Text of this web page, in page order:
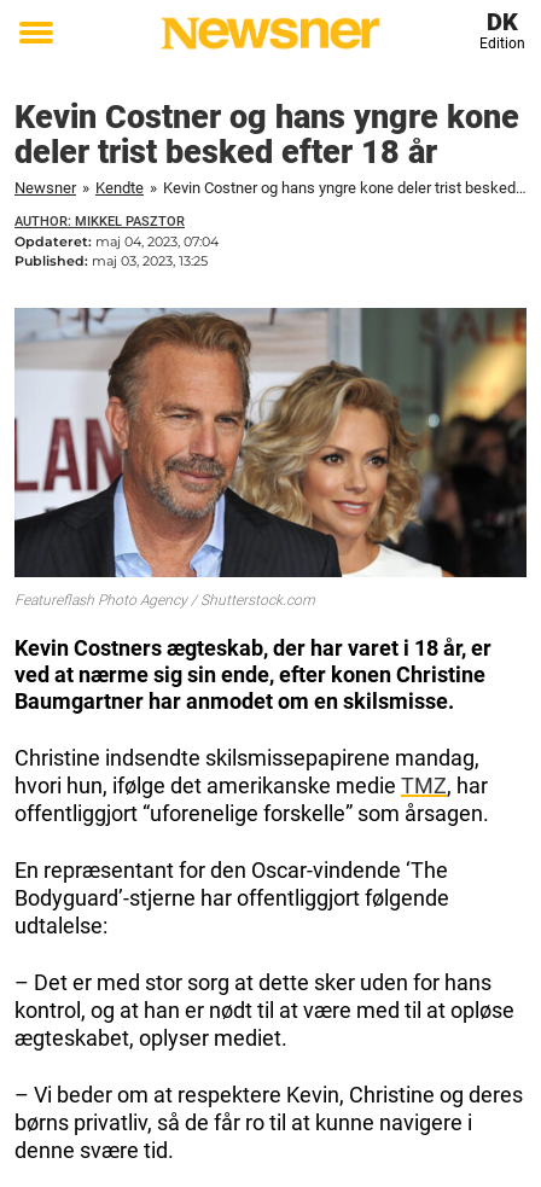
Toggle
DK
Edition
Kevin Costner og hans yngre kone
deler trist besked efter 18 år
Newsner » Kendte » Kevin Costner og hans yngre kone deler trist besked efter 18 år
AUTHOR: MIKKEL PASZTOR
Opdateret: maj 04, 2023, 07:04
Published: maj 03, 2023, 13:25
Featureflash Photo Agency / Shutterstock.com
Kevin Costners ægteskab, der har varet i 18 år, er
ved at nærme sig sin ende, efter konen Christine
Baumgartner har anmodet om en skilsmisse.
Christine indsendte skilsmissepapirene mandag,
hvori hun, ifølge det amerikanske medie TMZ, har
offentliggjort “uforenelige forskelle” som årsagen.
En repræsentant for den Oscar-vindende ‘The
Bodyguard’-stjerne har offentliggjort følgende
udtalelse:
– Det er med stor sorg at dette sker uden for hans
kontrol, og at han er nødt til at være med til at opløse
ægteskabet, oplyser mediet.
– Vi beder om at respektere Kevin, Christine og deres
børns privatliv, så de får ro til at kunne navigere i
denne svære tid.